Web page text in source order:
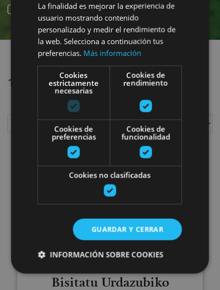
Online erreserba
Planak aurkitu
1 plan aurkitu ditugu
Bisitatu Urdazubiko
Bisitatu Urdazubiko
La finalidad es mejorar la experiencia de
usuario mostrando contenido
personalizado y medir el rendimiento de
la web. Selecciona a continuación tus
preferencias. Más información
Cookies
estrictamente
necesarias
Cookies de
rendimiento
Cookies de
preferencias
Cookies de
funcionalidad
Cookies no clasificadas
GUARDAR Y CERRAR
INFORMACIÓN SOBRE COOKIES